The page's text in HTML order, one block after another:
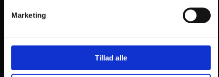
Marketing
Tillad alle